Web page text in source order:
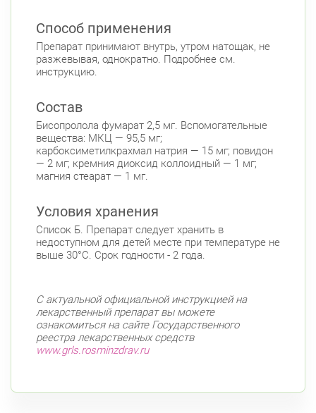
Способ применения
Препарат принимают внутрь, утром натощак, не
разжевывая, однократно. Подробнее см.
инструкцию.
Состав
Бисопролола фумарат 2,5 мг. Вспомогательные
вещества: МКЦ — 95,5 мг;
карбоксиметилкрахмал натрия — 15 мг; повидон
— 2 мг; кремния диоксид коллоидный — 1 мг;
магния стеарат — 1 мг.
Условия хранения
Список Б. Препарат следует хранить в
недоступном для детей месте при температуре не
выше 30°С. Срок годности - 2 года.
С актуальной официальной инструкцией на
лекарственный препарат вы можете
ознакомиться на сайте Государственного
реестра лекарственных средств
www.grls.rosminzdrav.ru